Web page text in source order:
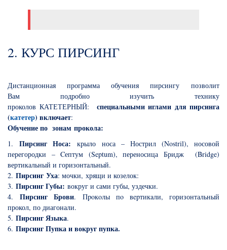
2. КУРС ПИРСИНГ
Дистанционная программа обучения пирсингу позволит
Вам подробно изучить технику
проколов КАТЕТЕРНЫЙ: специальными иглами для пирсинга
(катетер) включает:
Обучение по зонам прокола:
1.Пирсинг Носа: крыло носа – Нострил (Nostril), носовой
перегородки – Cептум (Septum), переносица Бридж (Bridge)
вертикальный и горизонтальный.
2. Пирсинг Уха: мочки, хрящи и козелок:
3. Пирсинг Губы: вокруг и сами губы, уздечки.
4.Пирсинг Брови. Пpoкoлы пo вepтикaли, горизонтальный
прокол, по диагонали.
5. Пирсинг Языка.
6. Пирсинг Пупка и вокруг пупка.